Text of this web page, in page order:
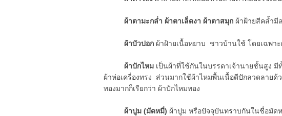
ผ้าตามะกล่ำ ผ้าตาเล็ดงา ผ้าตาสมุก ผ้าฝ้ายสีคล้ำมี
ผ้าบัวปอก ผ้าฝ้ายเนื้อหยาบ ชาวบ้านใช้ โดยเฉพา
ผ้าปักไหม เป็นผ้าที่ใช้กันในบรรดาเจ้านายชั้นสูง
ผ้าห่อเครื่องทรง ส่วนมากใช้ผ้าไหมพื้นเนื้อดีปักลวดลายด้
ทองมากก็เรียกว่า ผ้าปักไหมทอง
ผ้าปูม (มัดหมี่) ผ้าปูม หรือปัจจุบันทราบกันในชื่อมัด